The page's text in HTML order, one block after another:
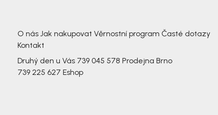
O nás Jak nakupovat Věrnostní program Časté dotazy
Kontakt
Druhý den u Vás 739 045 578 Prodejna Brno
739 225 627 Eshop